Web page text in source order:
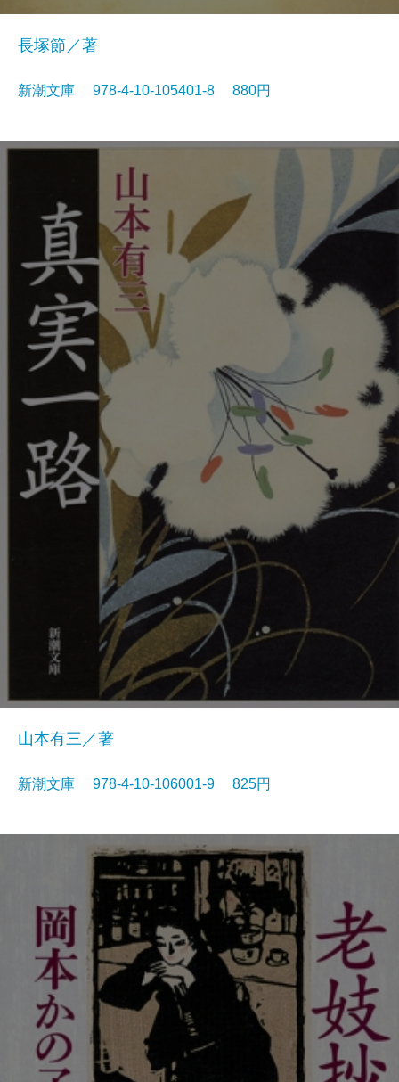
長塚節／著
新潮文庫 978-4-10-105401-8 880円
山本有三／著
新潮文庫 978-4-10-106001-9 825円